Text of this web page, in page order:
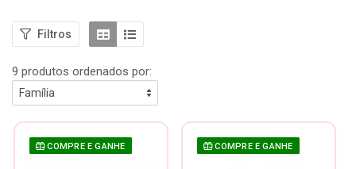
Filtros
9 produtos ordenados por:
COMPRE E GANHE COMPRE E GANHE